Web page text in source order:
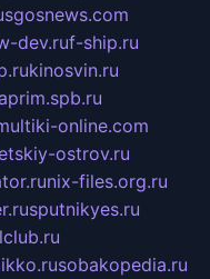
dev.ruf-ship.ru
kinosvin.ru
online.com
ostrov.ru
nix-files.org.ru
sputnikyes.ru
sobakopedia.ru